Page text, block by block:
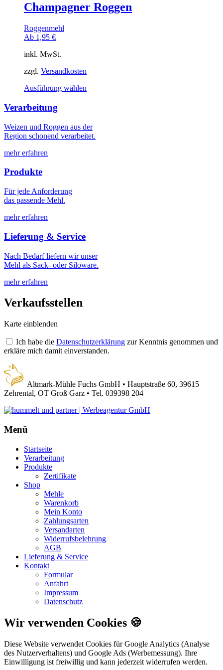
Champagner Roggen
Roggenmehl
Ab 1,95 €
inkl. MwSt.
zzgl. Versandkosten
Ausführung wählen
auf.
Die
Verarbeitung
Weizen und Roggen aus der
Region schonend verarbeitet.
mehr erfahren
Produkte
Für jede Anforderung
das passende Mehl.
mehr erfahren
Lieferung & Service
Nach Bedarf liefern wir unser
Mehl als Sack- oder Siloware.
mehr erfahren
Verkaufsstellen
Karte einblenden
Ich habe die Datenschutzerklärung zur Kenntnis genommen und
erkläre mich damit einverstanden.
Altmark-Mühle Fuchs GmbH • Hauptstraße 60, 39615
Zehrental, OT Groß Garz • Tel. 039398 204
Menü
Startseite
Verarbeitung
Produkte
Zertifikate
Shop
Mehle
Warenkorb
Mein Konto
Zahlungsarten
Versandarten
Widerrufsbelehrung
AGB
Lieferung & Service
Kontakt
Formular
Anfahrt
Impressum
Datenschutz
Wir verwenden Cookies 🍪
Diese Website verwendet Cookies für Google Analytics (Analyse
des Nutzerverhaltens) und Google Ads (Werbemessung). Ihre
Einwilligung ist freiwillig und kann jederzeit widerrufen werden.